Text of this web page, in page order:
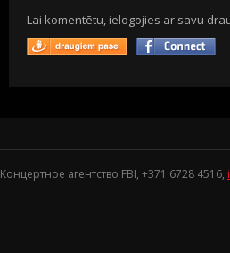
Lai komentētu, ielogojies ar savu
Концертное агентство FBI, +371 6728 4516,